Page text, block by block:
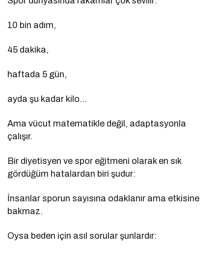
10 bin adım,
45 dakika,
haftada 5 gün,
ayda şu kadar kilo…
Ama vücut matematikle değil, adaptasyonla
çalışır.
Bir diyetisyen ve spor eğitmeni olarak en sık
gördüğüm hatalardan biri şudur:
İnsanlar sporun sayısına odaklanır ama etkisine
bakmaz.
Oysa beden için asıl sorular şunlardır: